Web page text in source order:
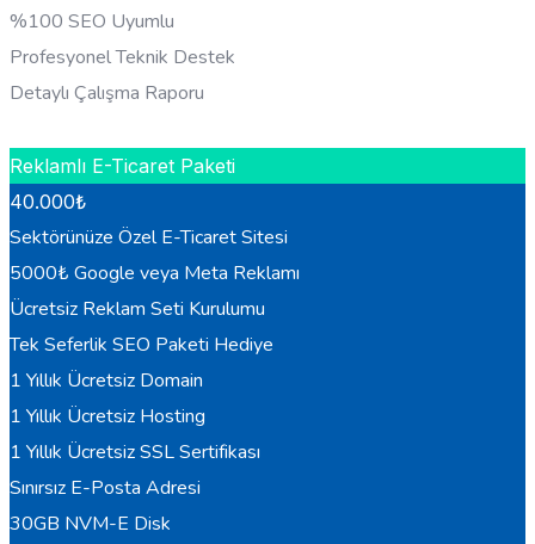
%100 SEO Uyumlu
Profesyonel Teknik Destek
Detaylı Çalışma Raporu
Reklamlı E-Ticaret Paketi
40.000₺
Sektörünüze Özel E-Ticaret Sitesi
5000₺ Google veya Meta Reklamı
Ücretsiz Reklam Seti Kurulumu
Tek Seferlik SEO Paketi Hediye
1 Yıllık Ücretsiz Domain
1 Yıllık Ücretsiz Hosting
1 Yıllık Ücretsiz SSL Sertifikası
Sınırsız E-Posta Adresi
30GB NVM-E Disk